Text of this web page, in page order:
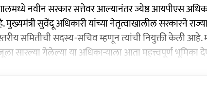
नवीन सरकार सत्तेवर आल्यानंतर ज्येष्ठ आयपीएस
मुख्यमंत्री सुवेंदू अधिकारी यांच्या नेतृत्वाखालील सरकारने
समितीची सदस्य-सचिव म्हणून त्यांची नियुक्ती केली आहे.
सारल्या गेलेल्या या अधिकाऱ्याला आता महत्त्वपूर्ण